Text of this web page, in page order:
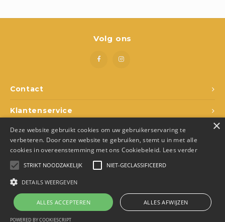
Contact
Volg ons
Klantenservice
Mijn account
Juka.Retail
×
Deze website gebruikt cookies om uw gebruikerservaring te
verbeteren. Door onze website te gebruiken, stemt u in met alle
cookies in overeenstemming met ons Cookiebeleid. Lees verder
STRIKT NOODZAKELIJK NIET-GECLASSIFICEERD
DETAILS WEERGEVEN
ALLES ACCEPTEREN ALLES AFWIJZEN
POWERED BY COOKIESCRIPT